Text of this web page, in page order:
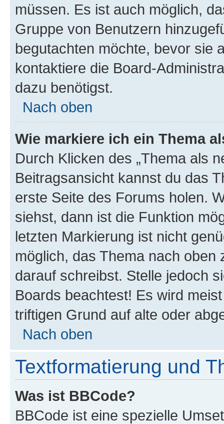
müssen. Es ist auch möglich,
Gruppe von Benutzern
begutachten möchte, bevor sie
kontaktiere die Board-
dazu benötigst.
Nach oben
Wie markiere ich ein Thema
Durch Klicken des „Thema als
Beitragsansicht kannst du das
erste Seite des Forums holen.
siehst, dann ist die Funktion
letzten Markierung ist nicht
möglich, das Thema nach oben
darauf schreibst. Stelle jedoch
Boards beachtest! Es wird
triftigen Grund auf alte oder
Nach oben
Textformatierung und
Was ist BBCode?
BBCode ist eine spezielle